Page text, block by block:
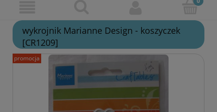
wykrojnik Marianne Design - koszyczek
[CR1209]
promocja